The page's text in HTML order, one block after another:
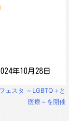
年10月28日
ェスタ ～LGBTQ＋と
医療～を開催